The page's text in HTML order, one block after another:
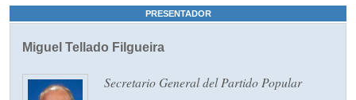
PRESENTADOR
Miguel Tellado Filgueira
Secretario General del Partido Popular